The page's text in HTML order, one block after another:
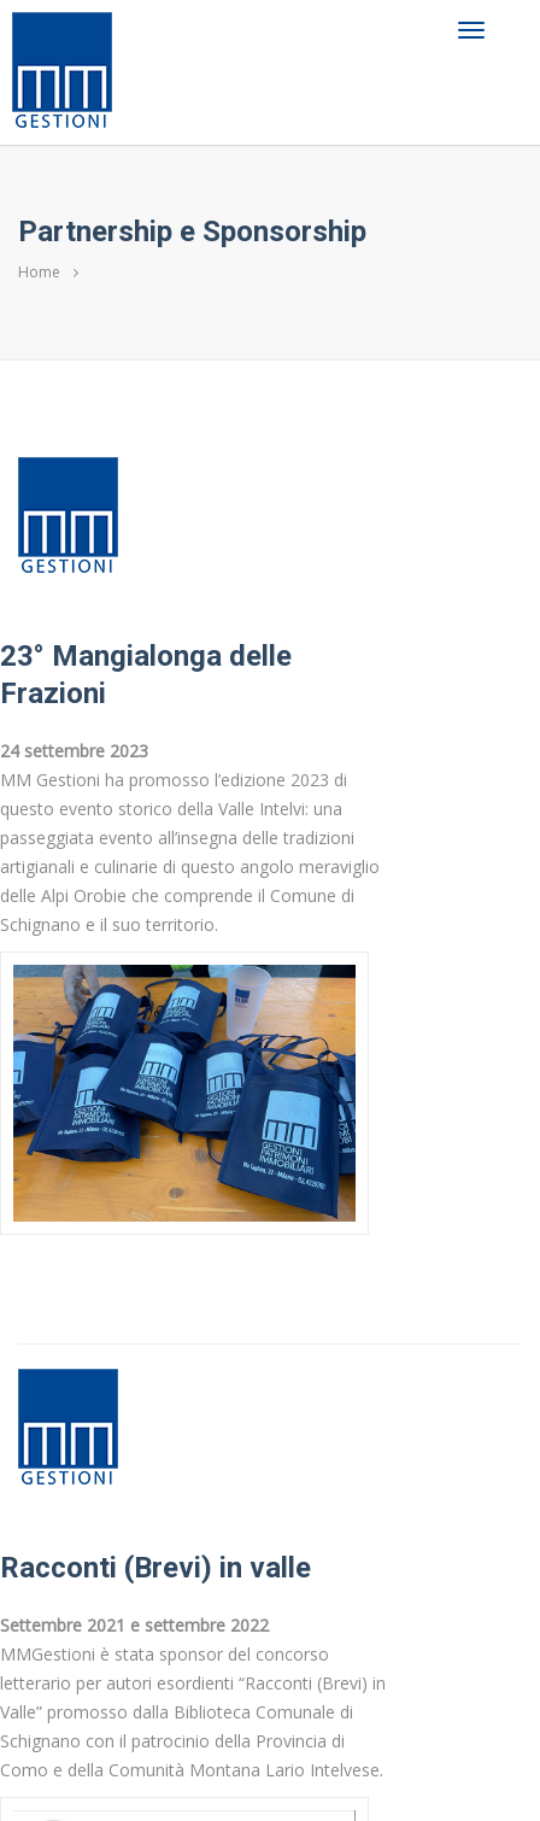
Partnership e Sponsorship
Home
23° Mangialonga delle
Frazioni
24 settembre 2023
MM Gestioni ha promosso l’edizione 2023 di
questo evento storico della Valle Intelvi: una
passeggiata evento all’insegna delle tradizioni
artigianali e culinarie di questo angolo meraviglio
delle Alpi Orobie che comprende il Comune di
Schignano e il suo territorio. ‌
Racconti (Brevi) in valle
Settembre 2021 e settembre 2022
MMGestioni è stata sponsor del concorso
letterario per autori esordienti “Racconti (Brevi) in
Valle” promosso dalla Biblioteca Comunale di
Schignano con il patrocinio della Provincia di
Como e della Comunità Montana Lario Intelvese.